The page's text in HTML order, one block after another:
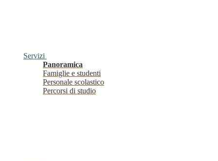
Servizi
Panoramica
Famiglie e studenti
Personale scolastico
Percorsi di studio